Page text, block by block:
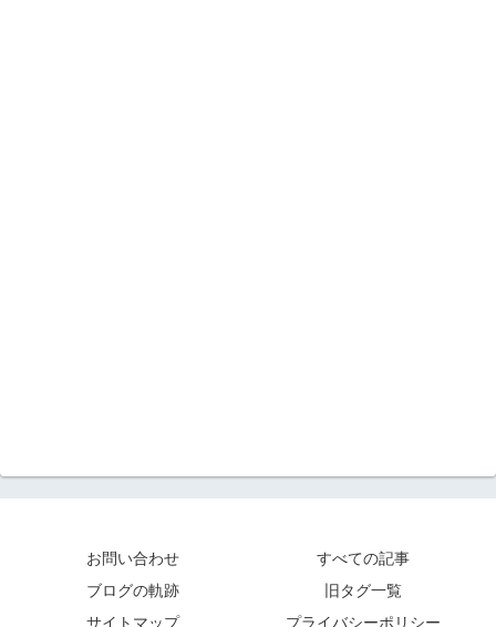
お問い合わせ
すべての記事
ブログの軌跡
旧タグ一覧
サイトマップ
プライバシーポリシー